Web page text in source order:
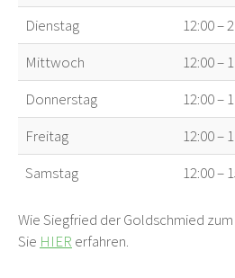
Dienstag
12:00 –
Mittwoch
12:00 –
Donnerstag
12:00 –
Freitag
12:00 –
Samstag
12:00 –
Wie Siegfried der Goldschmied
Sie HIER erfahren.